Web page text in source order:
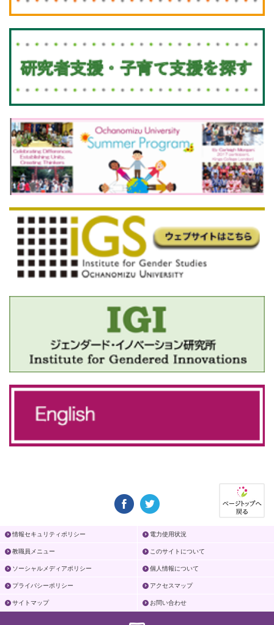
情報セキュリティポリシー 電力使用状況
教職員メニュー このサイトについて
ソーシャルメディアポリシー 個人情報について
プライバシーポリシー アクセスマップ
サイトマップ お問い合わせ